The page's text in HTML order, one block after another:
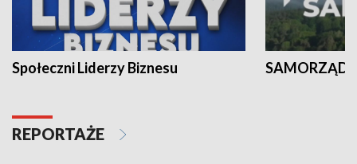
Społeczni Liderzy Biznesu SAMORZĄD
REPORTAŻE